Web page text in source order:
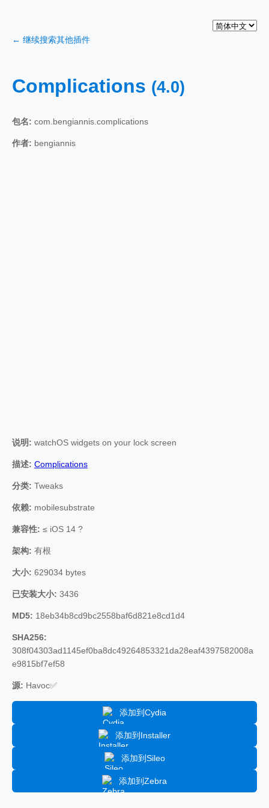
← 继续搜索其他插件
Complications (4.0)
包名: com.bengiannis.complications
作者: bengiannis
说明: watchOS widgets on your lock screen
描述: Complications
分类: Tweaks
依赖: mobilesubstrate
兼容性: ≤ iOS 14 ?
架构: 有根
大小: 629034 bytes
已安装大小: 3436
MD5: 18eb34b8cd9bc2558baf6d821e8cd1d4
SHA256:
308f04303ad1145ef0ba8dc49264853321da28eaf4397582008a
e9815bf7ef58
源: Havoc✅
添加到Cydia
添加到Installer
添加到Sileo
添加到Zebra